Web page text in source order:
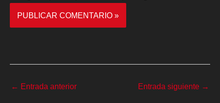
← Entrada anterior Entrada siguiente →